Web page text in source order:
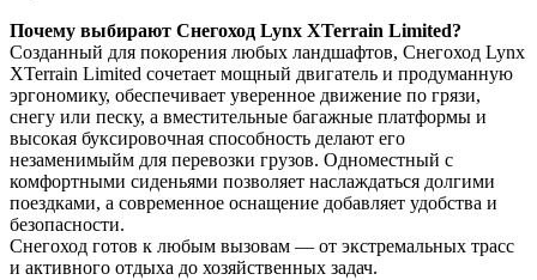
Почему выбирают Снегоход Lynx XTerrain Limited?
Созданный для покорения любых ландшафтов, Снегоход Lynx
XTerrain Limited сочетает мощный двигатель и продуманную
эргономику, обеспечивает уверенное движение по грязи,
снегу или песку, а вместительные багажные платформы и
высокая буксировочная способность делают его
незаменимыйм для перевозки грузов. Одноместный с
комфортными сиденьями позволяет наслаждаться долгими
поездками, а современное оснащение добавляет удобства и
безопасности.
Снегоход готов к любым вызовам — от экстремальных трасс
и активного отдыха до хозяйственных задач.